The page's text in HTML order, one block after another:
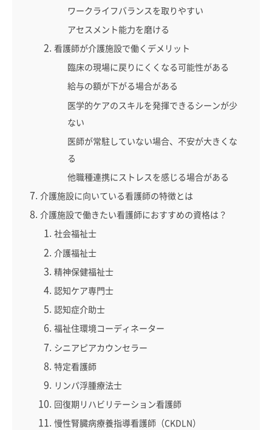
ワークライフバランスを取りやすい
アセスメント能力を磨ける
看護師が介護施設で働くデメリット
臨床の現場に戻りにくくなる可能性がある
給与の額が下がる場合がある
医学的ケアのスキルを発揮できるシーンが少
ない
医師が常駐していない場合、不安が大きくな
る
他職種連携にストレスを感じる場合がある
介護施設に向いている看護師の特徴とは
介護施設で働きたい看護師におすすめの資格は？
社会福祉士
介護福祉士
精神保健福祉士
認知ケア専門士
認知症介助士
福祉住環境コーディネーター
シニアピアカウンセラー
特定看護師
リンパ浮腫療法士
回復期リハビリテーション看護師
慢性腎臓病療養指導看護師（CKDLN）